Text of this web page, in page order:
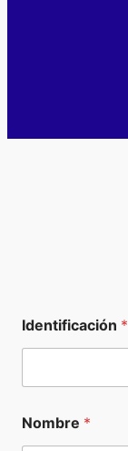
Identificación *
Nombre *